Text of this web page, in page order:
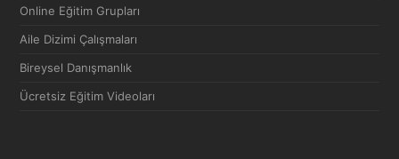
Online Eğitim Grupları
Aile Dizimi Çalışmaları
Bireysel Danışmanlık
Ücretsiz Eğitim Videoları